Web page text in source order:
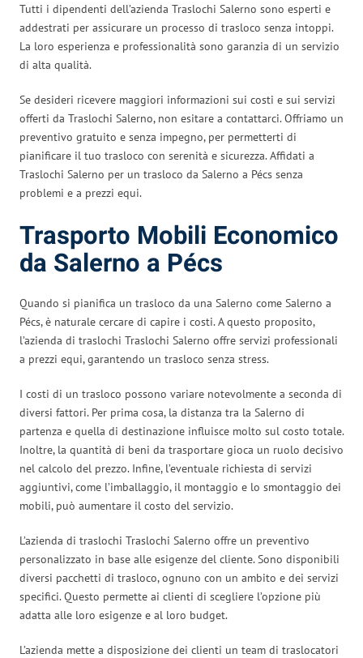
Tutti i dipendenti dell’azienda Traslochi Salerno sono esperti e
addestrati per assicurare un processo di trasloco senza intoppi.
La loro esperienza e professionalità sono garanzia di un servizio
di alta qualità.
Se desideri ricevere maggiori informazioni sui costi e sui servizi
offerti da Traslochi Salerno, non esitare a contattarci. Offriamo un
preventivo gratuito e senza impegno, per permetterti di
pianificare il tuo trasloco con serenità e sicurezza. Affidati a
Traslochi Salerno per un trasloco da Salerno a Pécs senza
problemi e a prezzi equi.
Trasporto Mobili Economico
da Salerno a Pécs
Quando si pianifica un trasloco da una Salerno come Salerno a
Pécs, è naturale cercare di capire i costi. A questo proposito,
l’azienda di traslochi Traslochi Salerno offre servizi professionali
a prezzi equi, garantendo un trasloco senza stress.
I costi di un trasloco possono variare notevolmente a seconda di
diversi fattori. Per prima cosa, la distanza tra la Salerno di
partenza e quella di destinazione influisce molto sul costo totale.
Inoltre, la quantità di beni da trasportare gioca un ruolo decisivo
nel calcolo del prezzo. Infine, l’eventuale richiesta di servizi
aggiuntivi, come l’imballaggio, il montaggio e lo smontaggio dei
mobili, può aumentare il costo del servizio.
L’azienda di traslochi Traslochi Salerno offre un preventivo
personalizzato in base alle esigenze del cliente. Sono disponibili
diversi pacchetti di trasloco, ognuno con un ambito e dei servizi
specifici. Questo permette ai clienti di scegliere l’opzione più
adatta alle loro esigenze e al loro budget.
L’azienda mette a disposizione dei clienti un team di traslocatori